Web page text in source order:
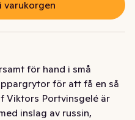
varukorgen
för hand i små
för att få en så
Viktors Portvinsgelé är
inslag av russin,